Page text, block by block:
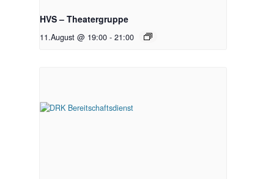
HVS – Theatergruppe
11.August @ 19:00 - 21:00